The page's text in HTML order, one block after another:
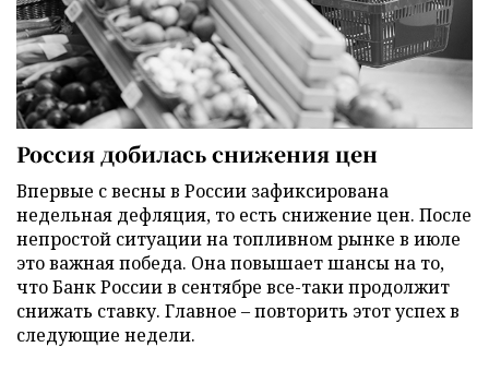
Россия добилась снижения цен
Впервые с весны в России зафиксирована
недельная дефляция, то есть снижение цен. После
непростой ситуации на топливном рынке в июле
это важная победа. Она повышает шансы на то,
что Банк России в сентябре все-таки продолжит
снижать ставку. Главное – повторить этот успех в
следующие недели.